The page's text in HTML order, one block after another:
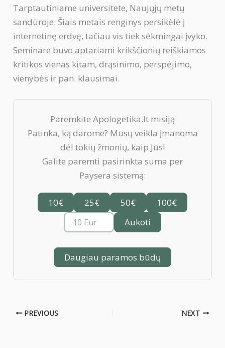
Tarptautiniame universitete, Naujųjų metų
sandūroje. Šiais metais renginys persikėlė į
internetinę erdvę, tačiau vis tiek sėkmingai įvyko.
Seminare buvo aptariami krikščionių reiškiamos
kritikos vienas kitam, drąsinimo, perspėjimo,
vienybės ir pan. klausimai.
Paremkite Apologetika.lt misiją
Patinka, ką darome? Mūsų veikla įmanoma
dėl tokių žmonių, kaip Jūs!
Galite paremti pasirinkta suma per
Paysera sistemą:
10€ 25€ 50€
100€
Aukoti
Daugiau paramos būdų
PREVIOUS NEXT